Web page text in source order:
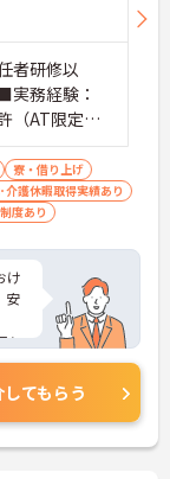
者研修以
務経験：
AT限定
寮・借り上げ
介護休暇取得実績あり
度あり
け
安
ン
休
ら
だ
てもらう